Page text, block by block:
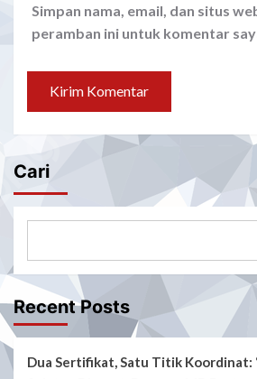
Simpan nama, email, dan situs
peramban ini untuk komentar
Cari
Recent Posts
Dua Sertifikat, Satu Titik Koordinat: